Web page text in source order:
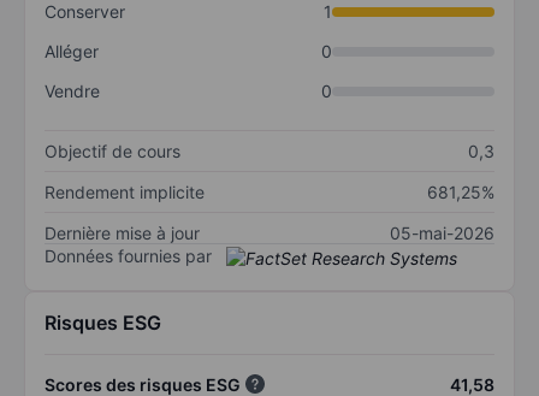
Conserver
1
Alléger
0
Vendre
0
Objectif de cours
0,3
Rendement implicite
681,25%
Dernière mise à jour
05-mai-2026
Données fournies par
Risques ESG
Scores des risques ESG
41,58